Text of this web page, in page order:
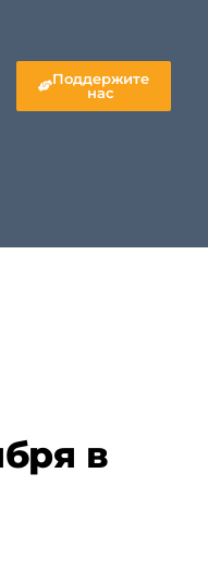
Поддержите
нас
в